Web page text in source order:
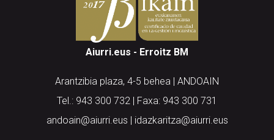
Aiurri.eus - Erroitz BM
Arantzibia plaza, 4-5 behea | ANDOAIN
Tel.: 943 300 732 | Faxa: 943 300 731
andoain@aiurri.eus | idazkaritza@aiurri.eus